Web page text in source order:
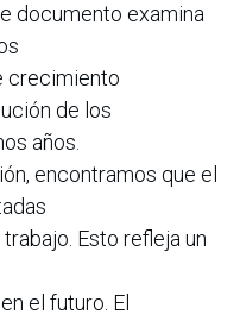
documento examina
crecimiento
de los
años.
encontramos que el
Esto refleja un
el futuro. El